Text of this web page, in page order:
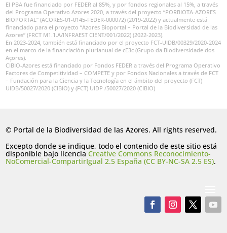
El PBA fue financiado por FEDER al 85%, y por fondos regionales al 15%, a través
del Programa Operativo Azores 2020, a través del proyecto “PORBIOTA-AZORES
BIOPORTAL” (ACORES-01-0145-FEDER-000072) (2019-2022) y actualmente está
financiado para el proyecto “Azores Bioportal – Portal de la Biodiversidad de las
Azores” (FRCT M1.1.A/INFRAEST CIENT/001/2022) (2022-2023).
En 2023-2024, también está financiado por el proyecto FCT-UIDB/00329/2020-2024
en el marco de la financiación plurianual de cE3c (Grupo da Biodiversidade dos
Açores).
CIBIO-Azores está financiado por Fondos FEDER a través del Programa Operativo
Factores de Competitividad – COMPETE y por Fondos Nacionales a través de FCT
– Fundación para la Ciencia y la Tecnología en el ámbito del proyecto (FCT)
UIDB/50027/2020 (CIBIO) y (FCT) UIDP /50027/2020 (CIBIO)
© Portal de la Biodiversidad de las Azores. All rights reserved.
Excepto donde se indique, todo el contenido de este sitio está
disponible bajo licenciaCreative Commons Reconocimiento-
NoComercial-CompartirIgual 2.5 España (CC BY-NC-SA 2.5 ES).